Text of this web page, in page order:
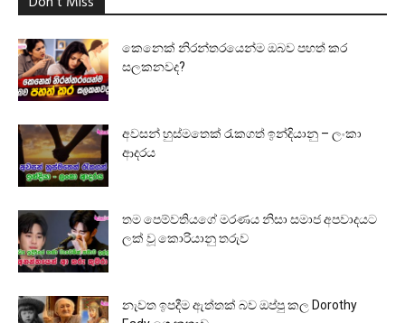
කෙනෙක් නිරන්තරයෙන්ම ඔබව පහත් කර
සලකනවද?
අවසන් හුස්මතෙක් රැකගත් ඉන්දියානු – ලංකා
ආදරය
තම පෙම්වතියගේ මරණය නිසා සමාජ අපවාදයට
ලක් වූ කොරියානු තරුව
නැවත ඉපදීම ඇත්තක් බව ඔප්පු කල Dorothy